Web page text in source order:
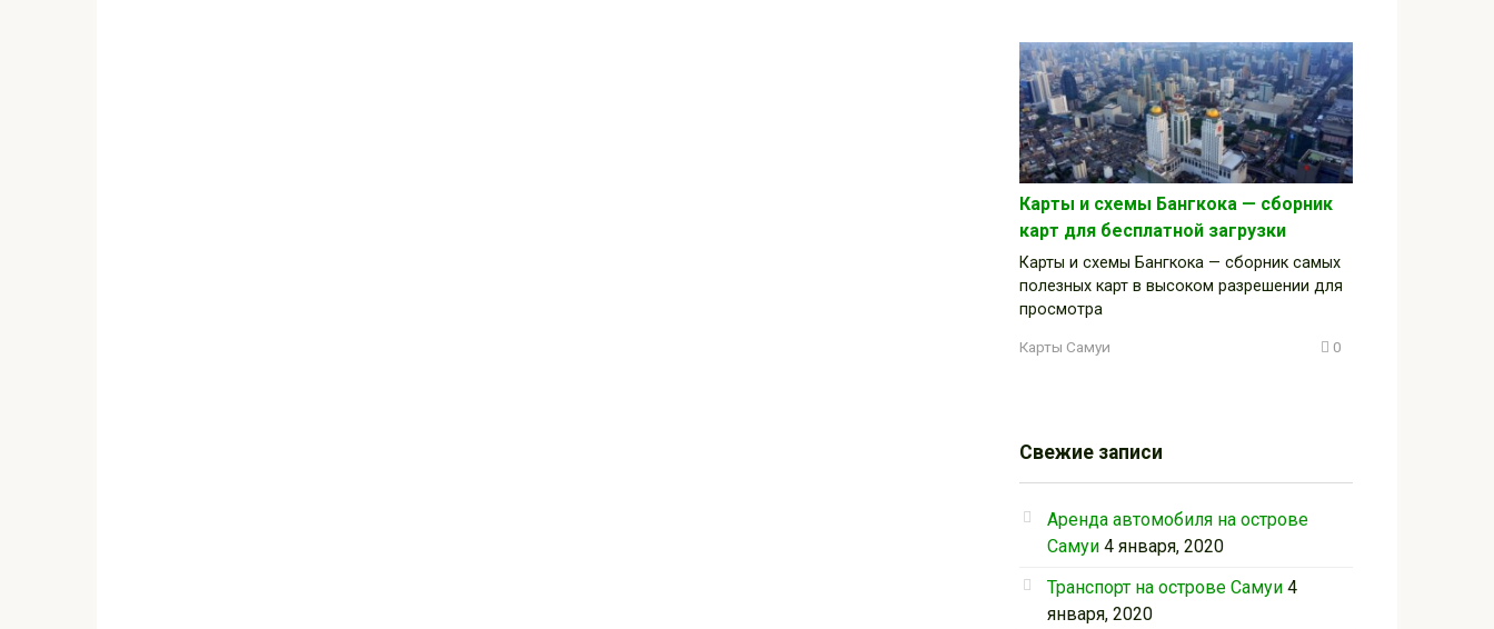
Карты и схемы Бангкока — сборник
карт для бесплатной загрузки
Карты и схемы Бангкока — сборник самых
полезных карт в высоком разрешении для
просмотра
Карты Самуи 0
Свежие записи
Аренда автомобиля на острове
Самуи 4 января, 2020
Транспорт на острове Самуи 4
января, 2020